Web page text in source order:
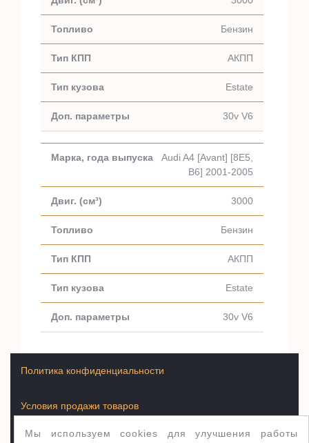
Бензин
АКПП
Estate
30v V6
Audi A4 [Avant] [8E5,
B6] 2001-2005
3000
Бензин
АКПП
Estate
30v V6
Мы используем cookies для улучшения работы
Условия продажи товаров
Политика конфиденциальности